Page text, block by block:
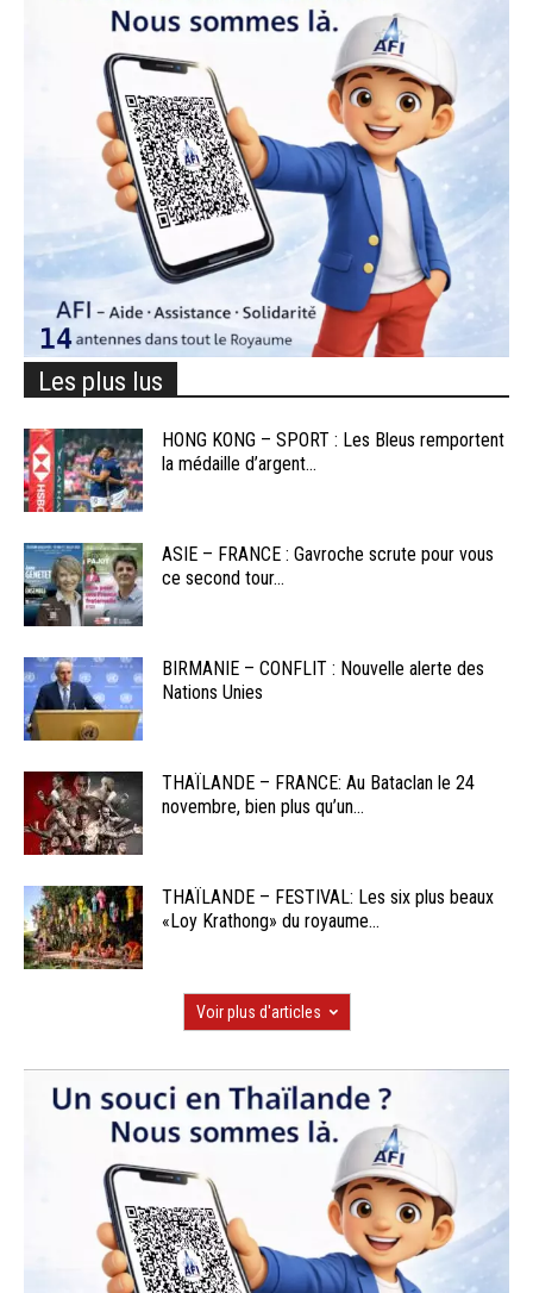
Les plus lus
HONG KONG – SPORT : Les Bleus remportent
la médaille d’argent...
ASIE – FRANCE : Gavroche scrute pour vous
ce second tour...
BIRMANIE – CONFLIT : Nouvelle alerte des
Nations Unies
THAÏLANDE – FRANCE: Au Bataclan le 24
novembre, bien plus qu’un...
THAÏLANDE – FESTIVAL: Les six plus beaux
«Loy Krathong» du royaume...
Voir plus d'articles